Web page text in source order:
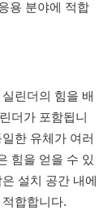
용 분야에 적합
린더의 힘을 배
더가 포함됩니
한 유체가 여러
힘을 얻을 수 있
설치 공간 내에
합합니다.